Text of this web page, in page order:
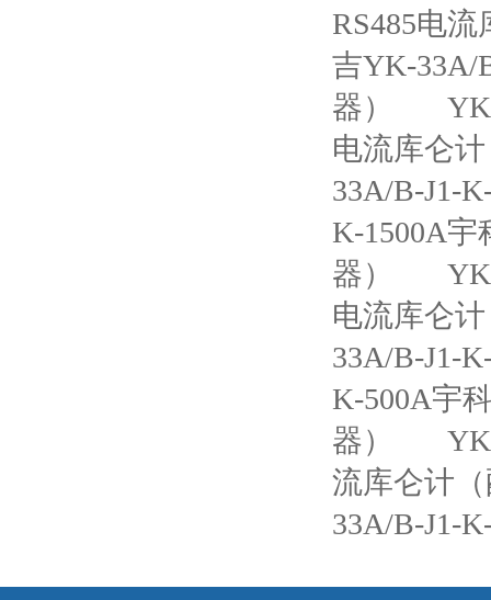
RS485电
吉YK-33A/
器）
电流库仑
33A/B-J1-
K-1500A宇
器）
电流库仑
33A/B-J1-
K-500A宇
器）
流库仑计
33A/B-J1-